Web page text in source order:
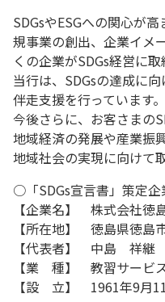
SDGsやESGへの関心が
規事業の創出、企業イメ
くの企業がSDGs経営に取
当行は、SDGsの達成に
伴走支援を行っています。
今後さらに、お客さまの
地域経済の発展や産業振
地域社会の実現に向けて
○「SDGs宣言書」策定企
【企業名】 株式会社徳
【所在地】 徳島県徳島
【代表者】 中島 祥継
【業 種】 教習サービ
【設 立】 1961年9月